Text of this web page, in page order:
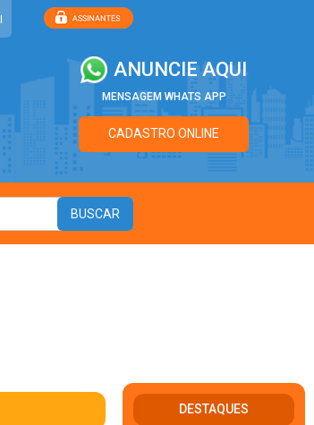
ANUNCIE AQUI
MENSAGEM WHATS APP
CADASTRO ONLINE
DESTAQUES